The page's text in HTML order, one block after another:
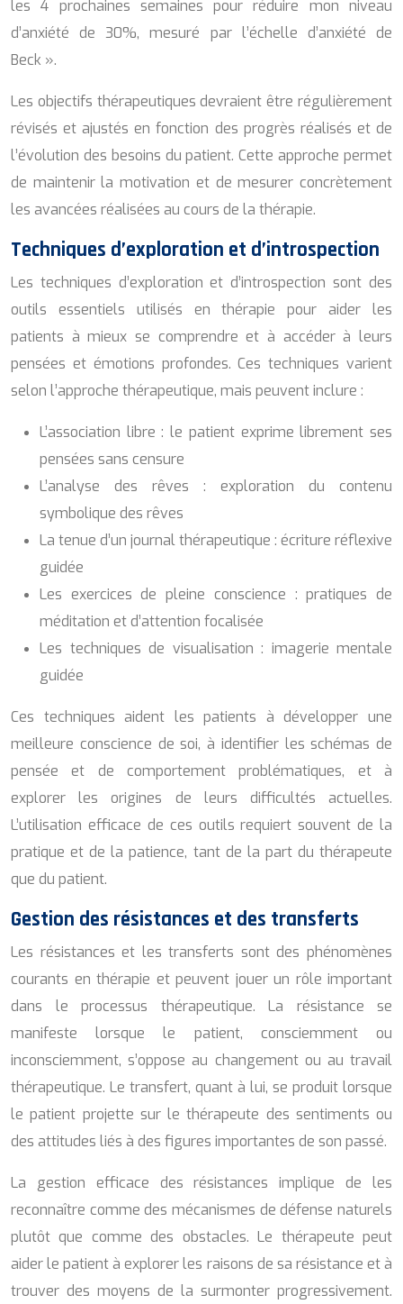
les 4 prochaines semaines pour réduire mon niveau
d’anxiété de 30%, mesuré par l’échelle d’anxiété de
Beck ».
Les objectifs thérapeutiques devraient être régulièrement
révisés et ajustés en fonction des progrès réalisés et de
l’évolution des besoins du patient. Cette approche permet
de maintenir la motivation et de mesurer concrètement
les avancées réalisées au cours de la thérapie.
Techniques d’exploration et d’introspection
Les techniques d’exploration et d’introspection sont des
outils essentiels utilisés en thérapie pour aider les
patients à mieux se comprendre et à accéder à leurs
pensées et émotions profondes. Ces techniques varient
selon l’approche thérapeutique, mais peuvent inclure :
L’association libre : le patient exprime librement ses
pensées sans censure
L’analyse des rêves : exploration du contenu
symbolique des rêves
La tenue d’un journal thérapeutique : écriture réflexive
guidée
Les exercices de pleine conscience : pratiques de
méditation et d’attention focalisée
Les techniques de visualisation : imagerie mentale
guidée
Ces techniques aident les patients à développer une
meilleure conscience de soi, à identifier les schémas de
pensée et de comportement problématiques, et à
explorer les origines de leurs difficultés actuelles.
L’utilisation efficace de ces outils requiert souvent de la
pratique et de la patience, tant de la part du thérapeute
que du patient.
Gestion des résistances et des transferts
Les résistances et les transferts sont des phénomènes
courants en thérapie et peuvent jouer un rôle important
dans le processus thérapeutique. La résistance se
manifeste lorsque le patient, consciemment ou
inconsciemment, s’oppose au changement ou au travail
thérapeutique. Le transfert, quant à lui, se produit lorsque
le patient projette sur le thérapeute des sentiments ou
des attitudes liés à des figures importantes de son passé.
La gestion efficace des résistances implique de les
reconnaître comme des mécanismes de défense naturels
plutôt que comme des obstacles. Le thérapeute peut
aider le patient à explorer les raisons de sa résistance et à
trouver des moyens de la surmonter progressivement.